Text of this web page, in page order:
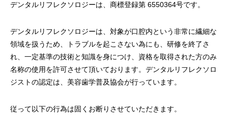
デンタルリフレクソロジーは、商標登録第 6550364号です。
デンタルリフレクソロジーは、対象が口腔内という非常に繊細な
領域を扱うため、トラブルを起こさない為にも、研修を終了さ
れ、一定基準の技術と知識を身につけ、資格を取得された方のみ
名称の使用を許可させて頂いております。デンタルリフレクソロ
ジストの認定は、美容歯学普及協会が行っています。
従って以下の行為は固くお断りさせていただきます。